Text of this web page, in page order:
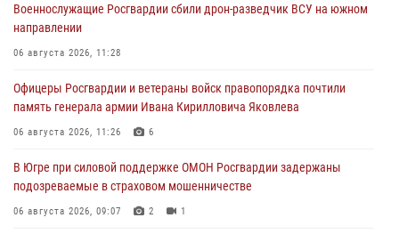
Военнослужащие Росгвардии сбили дрон-разведчик ВСУ на южном
направлении
06 августа 2026, 11:28
Офицеры Росгвардии и ветераны войск правопорядка почтили
память генерала армии Ивана Кирилловича Яковлева
06 августа 2026, 11:26 6
В Югре при силовой поддержке ОМОН Росгвардии задержаны
подозреваемые в страховом мошенничестве
06 августа 2026, 09:07 2 1